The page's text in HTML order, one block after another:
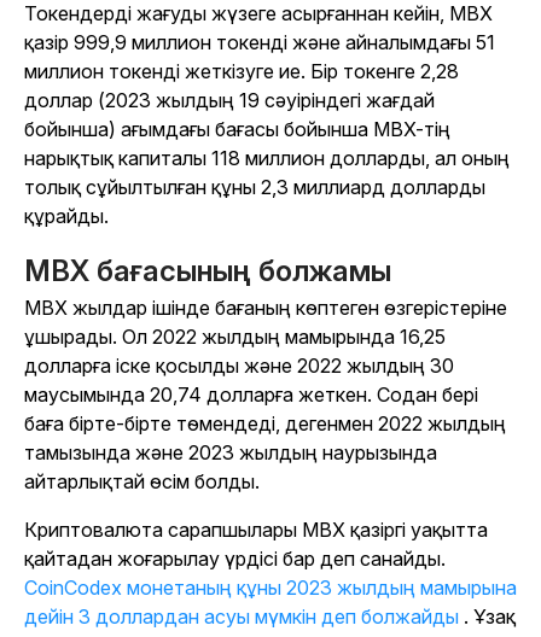
Токендерді жағуды жүзеге асырғаннан кейін, MBX
қазір 999,9 миллион токенді және айналымдағы 51
миллион токенді жеткізуге ие. Бір токенге 2,28
доллар (2023 жылдың 19 сәуіріндегі жағдай
бойынша) ағымдағы бағасы бойынша MBX-тің
нарықтық капиталы 118 миллион долларды, ал оның
толық сұйылтылған құны 2,3 миллиард долларды
құрайды.
MBX бағасының болжамы
MBX жылдар ішінде бағаның көптеген өзгерістеріне
ұшырады. Ол 2022 жылдың мамырында 16,25
долларға іске қосылды және 2022 жылдың 30
маусымында 20,74 долларға жеткен. Содан бері
баға бірте-бірте төмендеді, дегенмен 2022 жылдың
тамызында және 2023 жылдың наурызында
айтарлықтай өсім болды.
Криптовалюта сарапшылары MBX қазіргі уақытта
қайтадан жоғарылау үрдісі бар деп санайды.
CoinCodex монетаның құны 2023 жылдың мамырына
дейін 3 доллардан асуы мүмкін деп болжайды . Ұзақ